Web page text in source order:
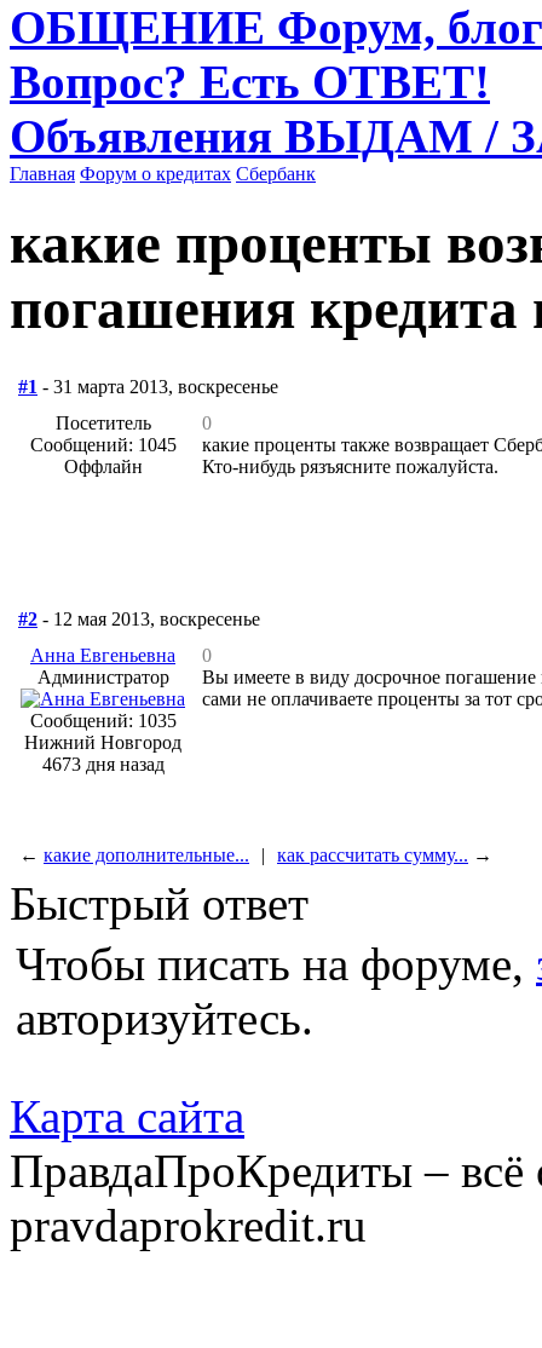
ОБЩЕНИЕ Форум,
Вопрос? Есть ОТВЕТ!
Объявления ВЫДАМ /
Главная Форум о кредитах Сбербанк
какие проценты
погашения
#1 - 31 марта 2013, воскресенье
Посетитель
Сообщений: 1045
Оффлайн
0
какие проценты также возвращает
Кто-нибудь рязъясните пожалуйста.
#2 - 12 мая 2013, воскресенье
Анна Евгеньевна
Администратор
Сообщений: 1035
Нижний Новгород
4673 дня назад
0
Вы имеете в виду досрочное
сами не оплачиваете проценты за тот
← какие дополнительные... | как рассчитать сумму... →
Быстрый ответ
Чтобы писать на форуме,
авторизуйтесь.
Карта сайта
ПравдаПроКредиты –
pravdaprokredit.ru